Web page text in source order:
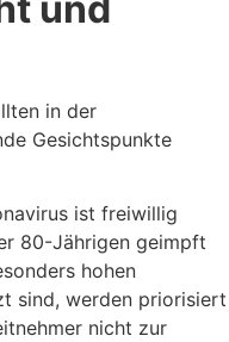
in der
Gesichtspunkte
ist freiwillig
80-Jährigen geimpft
hohen
sind, werden priorisiert
nicht zur